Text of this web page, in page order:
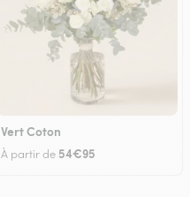
Vert Coton
À partir de 54€95